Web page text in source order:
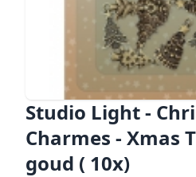
Studio Light -
Charmes - Xmas
goud ( 10x)